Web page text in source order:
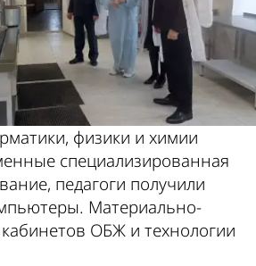
физики и химии
специализированная
педагоги получили
Материально-
ОБЖ и технологии